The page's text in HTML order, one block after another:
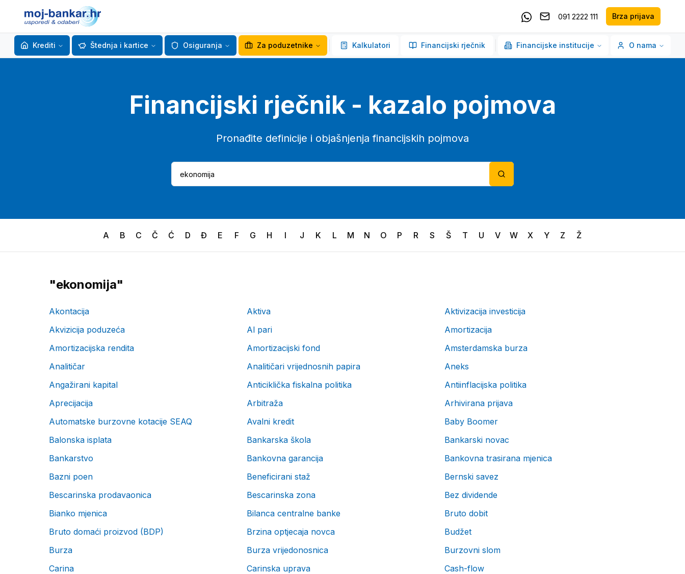
Kontaktirajte nas putem Whatsappa
091 2222 111 Brza prijava
Krediti Štednja i kartice Osiguranja Za poduzetnike Kalkulatori Financijski rječnik Financijske institucije O nama
Financijski rječnik - kazalo pojmova
Pronađite definicije i objašnjenja financijskih pojmova
A B C Č Ć D Đ E F G H I J K L M N O P R S Š T U V W X Y Z Ž
"ekonomija"
Akontacija Aktiva
Aktivizacija investicija
Akvizicija poduzeća
Al pari
Amortizacija
Amortizacijska rendita
Amortizacijski fond
Amsterdamska burza
Analitičar
Analitičari vrijednosnih papira
Aneks
Angažirani kapital
Anticiklička fiskalna politika
Antiinflacijska politika
Aprecijacija
Arbitraža
Arhivirana prijava
Automatske burzovne kotacije SEAQ
Avalni kredit
Baby Boomer
Balonska isplata
Bankarska škola
Bankarski novac
Bankarstvo
Bankovna garancija
Bankovna trasirana mjenica
Bazni poen
Beneficirani staž
Bernski savez
Bescarinska prodavaonica
Bescarinska zona
Bez dividende
Bianko mjenica
Bilanca centralne banke
Bruto dobit
Bruto domaći proizvod (BDP)
Brzina optjecaja novca
Budžet
Burza
Burza vrijedonosnica
Burzovni slom
Carina
Carinska uprava
Cash-flow